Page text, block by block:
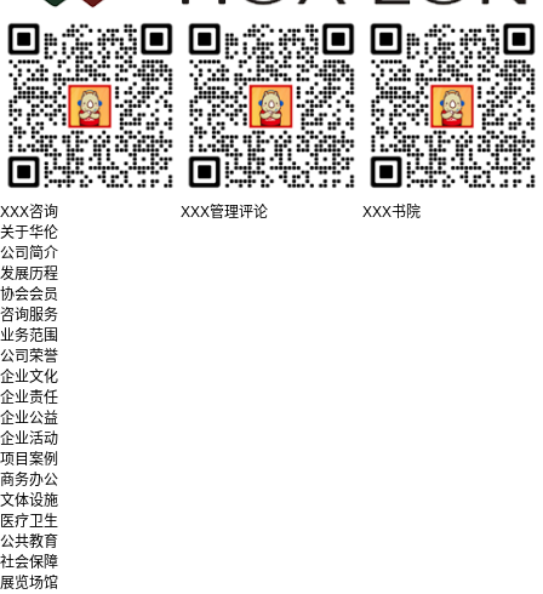
XXX咨询 XXX管理评论
XXX书院
关于华伦
公司简介
发展历程
协会会员
咨询服务
业务范围
公司荣誉
企业文化
企业责任
企业公益
企业活动
项目案例
商务办公
文体设施
医疗卫生
公共教育
社会保障
展览场馆